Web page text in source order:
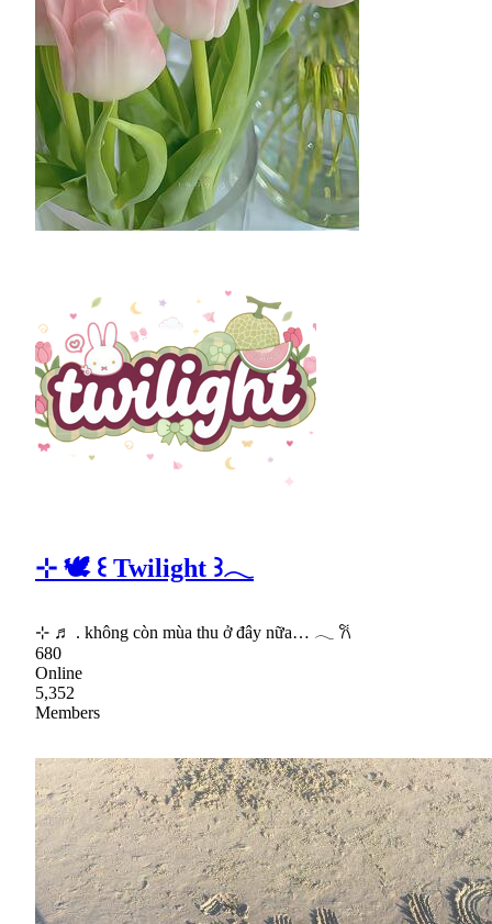
⊹ 🕊 ꒰ Twilight ꒱𓂃
⊹ ♬ . không còn mùa thu ở đây nữa… 𓂃 𐙚
680
Online
5,352
Members